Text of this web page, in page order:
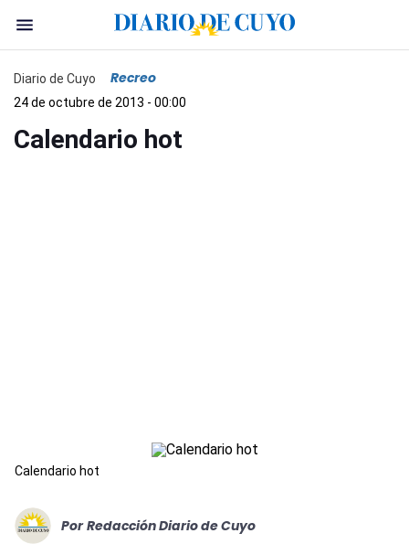
Diario de Cuyo Recreo
24 de octubre de 2013 - 00:00
Calendario hot
Calendario hot
Por Redacción Diario de Cuyo